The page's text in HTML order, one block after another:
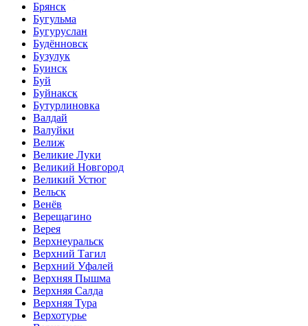
Брянск
Бугульма
Бугуруслан
Будённовск
Бузулук
Буинск
Буй
Буйнакск
Бутурлиновка
Валдай
Валуйки
Велиж
Великие Луки
Великий Новгород
Великий Устюг
Вельск
Венёв
Верещагино
Верея
Верхнеуральск
Верхний Тагил
Верхний Уфалей
Верхняя Пышма
Верхняя Салда
Верхняя Тура
Верхотурье